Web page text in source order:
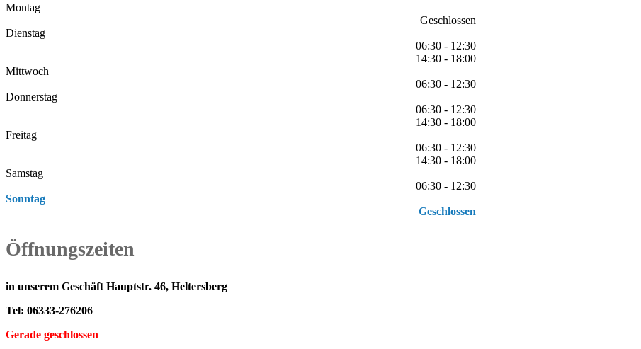
Montag
Geschlossen
Dienstag
06:30 - 12:30
14:30 - 18:00
Mittwoch
06:30 - 12:30
Donnerstag
06:30 - 12:30
14:30 - 18:00
Freitag
06:30 - 12:30
14:30 - 18:00
Samstag
06:30 - 12:30
Sonntag
Geschlossen
Öffnungszeiten
in unserem Geschäft Hauptstr. 46, Heltersberg
Tel: 06333-276206
Gerade geschlossen